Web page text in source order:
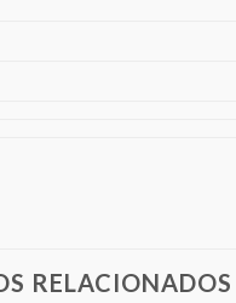
RELACIONADOS